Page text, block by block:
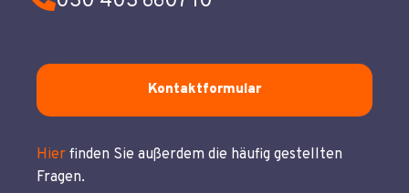
Kontaktformular
Hier finden Sie außerdem die häufig gestellten
Fragen.